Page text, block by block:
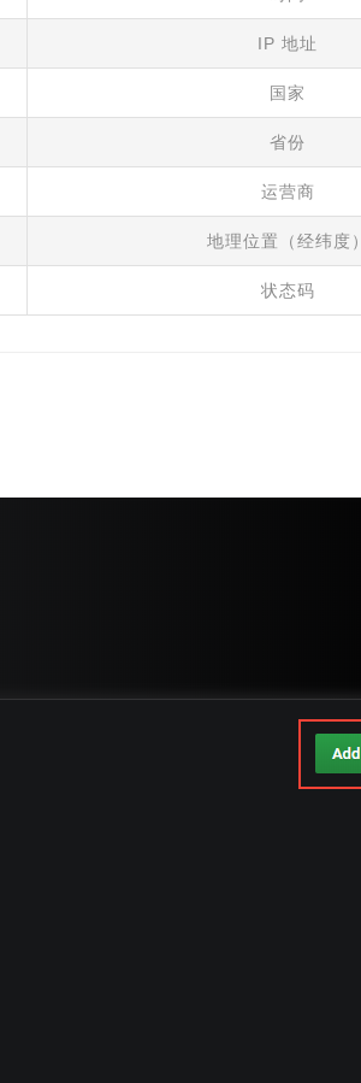
IP 地址
国家
省份
运营商
地理位置（经纬度）
状态码